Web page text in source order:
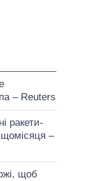
– Reuters
ракети-
–
щоб